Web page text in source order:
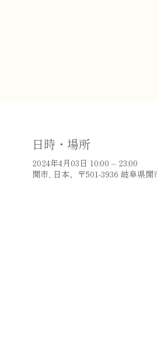
日時・場所
2024年4月03日 10:00 – 23:00
関市, 日本、〒501-3936 岐阜県